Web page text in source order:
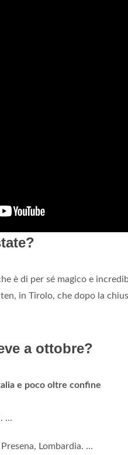
è di per sé magico e
in Tirolo, che dopo la
a ottobre?
e poco oltre confine
...
Lombardia. ...